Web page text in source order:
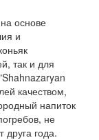
основе
и
так и для
качеством,
напиток
не
года.